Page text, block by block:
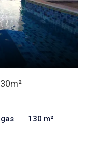
130 m²